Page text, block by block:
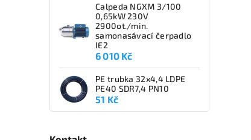
Calpeda NGXM 3/100
0,65kW 230V
2900ot./min.
samonasávací čerpadlo
IE2
6 010 Kč
PE trubka 32x4,4 LDPE
PE40 SDR7,4 PN10
51 Kč